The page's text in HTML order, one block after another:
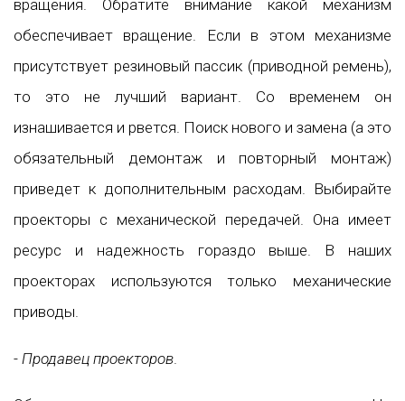
вращения. Обратите внимание какой механизм
обеспечивает вращение. Если в этом механизме
присутствует резиновый пассик (приводной ремень),
то это не лучший вариант. Со временем он
изнашивается и рвется. Поиск нового и замена (а это
обязательный демонтаж и повторный монтаж)
приведет к дополнительным расходам. Выбирайте
проекторы с механической передачей. Она имеет
ресурс и надежность гораздо выше. В наших
проекторах используются только механические
приводы.
- Продавец проекторов